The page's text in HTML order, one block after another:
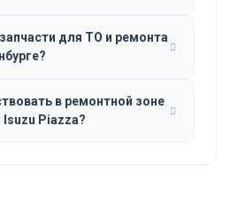
для ТО и ремонта
в ремонтной зоне
Isuzu Piazza?